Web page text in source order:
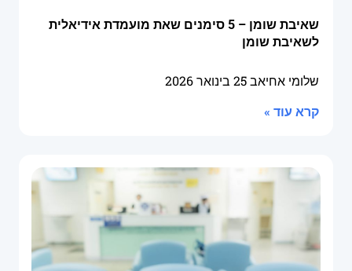
שאיבת שומן – 5 סימנים שאת מועמדת אידיאלית
לשאיבת שומן
שלומי אחיאב25 בינואר 2026
קרא עוד »